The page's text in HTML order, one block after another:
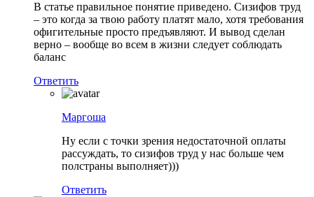
В статье правильное понятие приведено. Сизифов труд
– это когда за твою работу платят мало, хотя требования
офигительные просто предъявляют. И вывод сделан
верно – вообще во всем в жизни следует соблюдать
баланс
Ответить
Маргоша
Ну если с точки зрения недостаточной оплаты
рассуждать, то сизифов труд у нас больше чем
полстраны выполняет)))
Ответить